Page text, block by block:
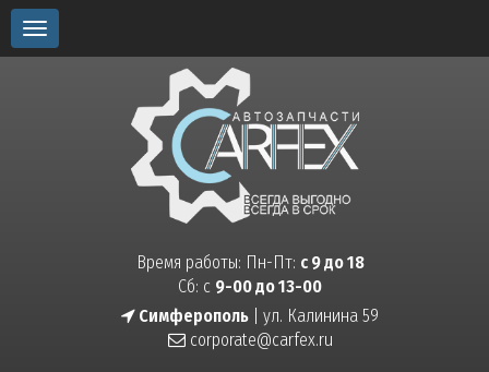
Toggle
navigation
Время работы: Пн-Пт: с 9 до 18
Сб: с 9-00 до 13-00
Симферополь | ул. Калинина 59
corporate@carfex.ru